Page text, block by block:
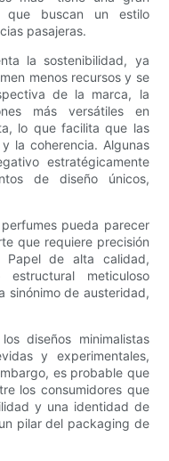
que buscan un estilo
pasajeras.
la sostenibilidad, ya
menos recursos y se
de la marca, la
más versátiles en
lo que facilita que las
la coherencia. Algunas
estratégicamente
de diseño únicos,
pueda parecer
que requiere precisión
Papel de alta calidad,
meticuloso
sinónimo de austeridad,
diseños minimalistas
y experimentales,
es probable que
los consumidores que
y una identidad de
pilar del packaging de